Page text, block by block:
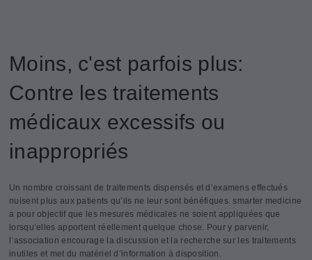
Moins, c'est parfois plus:
Contre les traitements
médicaux excessifs ou
inappropriés
Un nombre croissant de traitements dispensés et d’examens effectués
nuisent plus aux patients qu’ils ne leur sont bénéfiques. smarter medicine
a pour objectif que les mesures médicales ne soient appliquées que
lorsqu’elles apportent réellement quelque chose. Pour y parvenir,
l’association encourage la discussion et la recherche sur les traitements
inutiles et met du matériel d’information à disposition.